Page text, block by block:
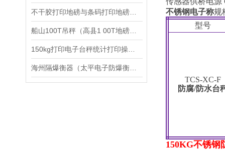
不锈钢电子称规
型号
TCS-XC-F
防腐/防水台
150KG不锈钢